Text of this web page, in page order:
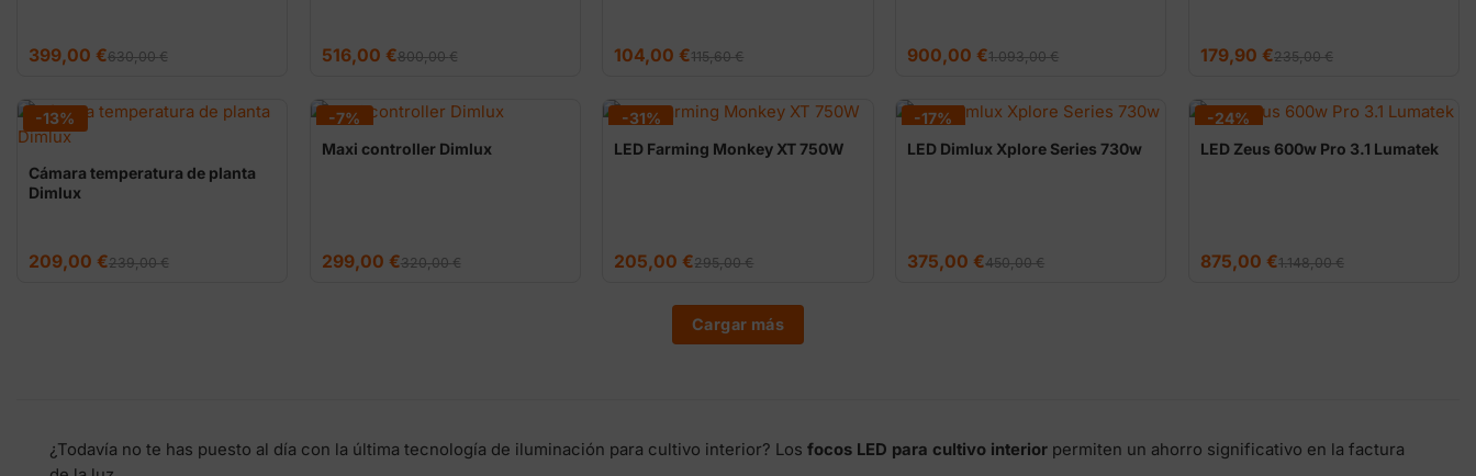
630,00€
El
precio
630,00 €.
399,00 €
El
precio
399,00 €.
800,00€
El
precio
800,00 €.
516,00 €
El
precio
516,00 €.
115,60€
El
precio
115,60 €.
104,00€
El
precio
104,00 €.
1.093,00€
El
precio
1.093,00 €.
900,00€
El
precio
900,00 €.
235,00€
El
precio
235,00 €.
179,90 €
El
precio
179,90 €.
-13%
Cámara temperatura de planta
Dimlux
239,00€
El
precio
209,00 €
El
precio
-7%
Maxi controller Dimlux
320,00€
El
precio
299,00 €
El
precio
-31%
LED Farming Monkey XT 750W
295,00€
El
precio
205,00€
El
precio
-17%
LED Dimlux Xplore Series 730w
450,00€
El
precio
375,00€
El
precio
-24%
LED Zeus 600w Pro 3.1 Lumatek
1.148,00€
El
precio
875,00 €
El
precio
Cargar más
¿Todavía no te has puesto al día con la última tecnología de iluminación para cultivo interior? Los focos LED para cultivo interior permiten un ahorro significativo en la factura